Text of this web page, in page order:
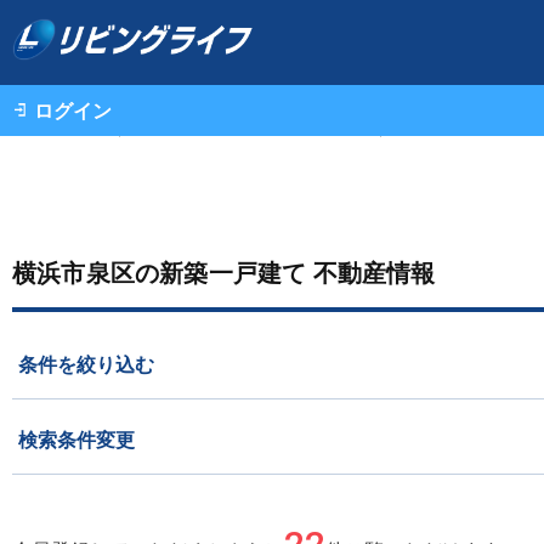
ログイン
不動産情報（一戸建て・中古マンション・土地）TOP
横浜市泉区の新築一戸建て 不動産情報
条件を絞り込む
検索条件変更